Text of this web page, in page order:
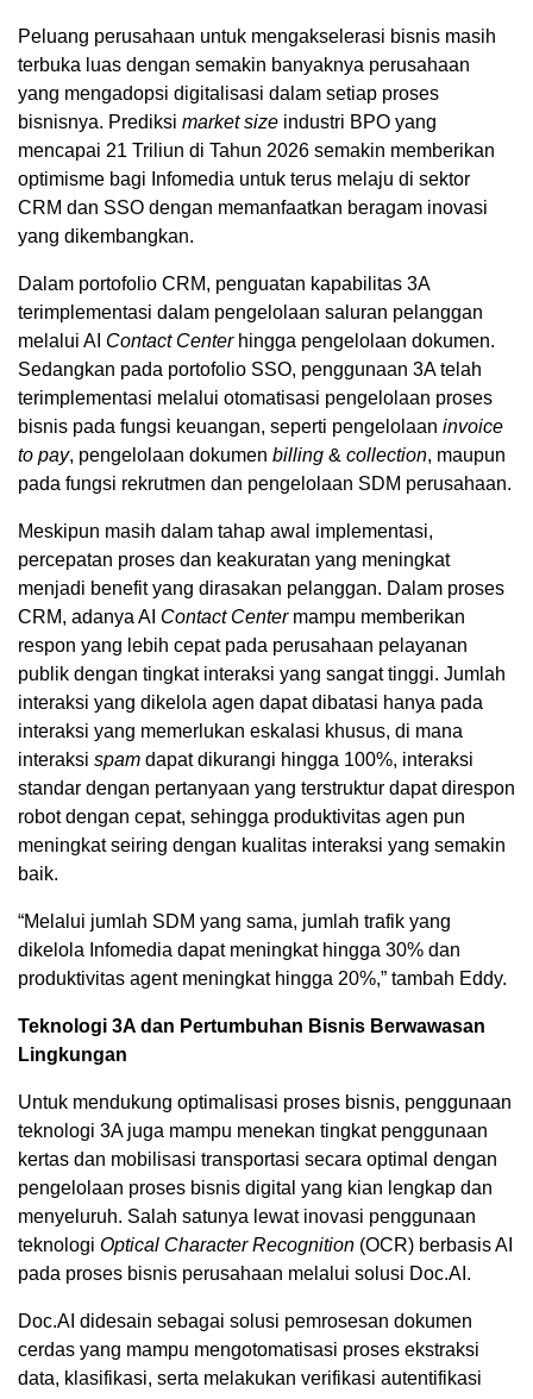
Peluang perusahaan untuk mengakselerasi bisnis masih
terbuka luas dengan semakin banyaknya perusahaan
yang mengadopsi digitalisasi dalam setiap proses
bisnisnya. Prediksi market size industri BPO yang
mencapai 21 Triliun di Tahun 2026 semakin memberikan
optimisme bagi Infomedia untuk terus melaju di sektor
CRM dan SSO dengan memanfaatkan beragam inovasi
yang dikembangkan.
Dalam portofolio CRM, penguatan kapabilitas 3A
terimplementasi dalam pengelolaan saluran pelanggan
melalui AI Contact Centerhingga pengelolaan dokumen.
Sedangkan pada portofolio SSO, penggunaan 3A telah
terimplementasi melalui otomatisasi pengelolaan proses
bisnis pada fungsi keuangan, seperti pengelolaan invoice
to pay, pengelolaan dokumen billing & collection, maupun
pada fungsi rekrutmen dan pengelolaan SDM perusahaan.
Meskipun masih dalam tahap awal implementasi,
percepatan proses dan keakuratan yang meningkat
menjadi benefit yang dirasakan pelanggan. Dalam proses
CRM, adanya AI Contact Centermampu memberikan
respon yang lebih cepat pada perusahaan pelayanan
publik dengan tingkat interaksi yang sangat tinggi. Jumlah
interaksi yang dikelola agen dapat dibatasi hanya pada
interaksi yang memerlukan eskalasi khusus, di mana
interaksi spam dapat dikurangi hingga 100%, interaksi
standar dengan pertanyaan yang terstruktur dapat direspon
robot dengan cepat, sehingga produktivitas agen pun
meningkat seiring dengan kualitas interaksi yang semakin
baik.
“Melalui jumlah SDM yang sama, jumlah trafik yang
dikelola Infomedia dapat meningkat hingga 30% dan
produktivitas agent meningkat hingga 20%,” tambah Eddy.
Teknologi 3A dan Pertumbuhan Bisnis Berwawasan
Lingkungan
Untuk mendukung optimalisasi proses bisnis, penggunaan
teknologi 3A juga mampu menekan tingkat penggunaan
kertas dan mobilisasi transportasi secara optimal dengan
pengelolaan proses bisnis digital yang kian lengkap dan
menyeluruh. Salah satunya lewat inovasi penggunaan
teknologi Optical Character Recognition (OCR) berbasis AI
pada proses bisnis perusahaan melalui solusi Doc.AI.
Doc.AI didesain sebagai solusi pemrosesan dokumen
cerdas yang mampu mengotomatisasi proses ekstraksi
data, klasifikasi, serta melakukan verifikasi autentifikasi